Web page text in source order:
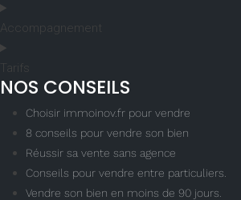
Accompagnement
Tarifs
NOS CONSEILS
Choisir immoinov.fr pour vendre
8 conseils pour vendre son bien
Réussir sa vente sans agence
Conseils pour vendre entre particuliers.
Vendre son bien en moins de 90 jours.